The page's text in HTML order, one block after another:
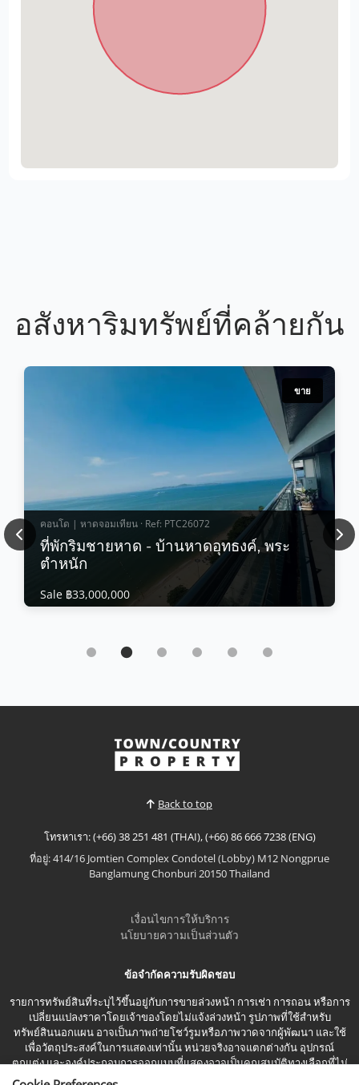
อสังหาริมทรัพย์ที่คล้ายกัน
ขาย
คอนโด | หาดจอมเทียน · Ref: PTC26072
ที่พักริมชายหาด - บ้านหาดอุทธงค์, พระ
ตำหนัก
Sale ฿33,000,000
ที่พักริมชายหาด - บ้านหาดอุทธงค์, พระตำหนัก
สูงสุดของ การใช้ชีว
ดูเพิ่มเติม
Previous
Back to top
โทรหาเรา: (+66) 38 251 481 (THAI), (+66) 86 666 7238 (ENG)
ที่อยู่: 414/16 Jomtien Complex Condotel (Lobby) M12 Nongprue
Banglamung Chonburi 20150 Thailand
เงื่อนไขการให้บริการ
นโยบายความเป็นส่วนตัว
ข้อจำกัดความรับผิดชอบ
รายการทรัพย์สินที่ระบุไว้ขึ้นอยู่กับการขายล่วงหน้า การเช่า การถอน หรือการ
เปลี่ยนแปลงราคาโดยเจ้าของโดยไม่แจ้งล่วงหน้า รูปภาพที่ใช้สำหรับ
ทรัพย์สินนอกแผน อาจเป็นภาพถ่ายโชว์รูมหรือภาพวาดจากผู้พัฒนา และใช้
เพื่อวัตถุประสงค์ในการแสดงเท่านั้น หน่วยจริงอาจแตกต่างกัน อุปกรณ์
ตกแต่ง และองค์ประกอบการออกแบบที่แสดงอาจเป็นคุณสมบัติทางเลือกที่ไม่